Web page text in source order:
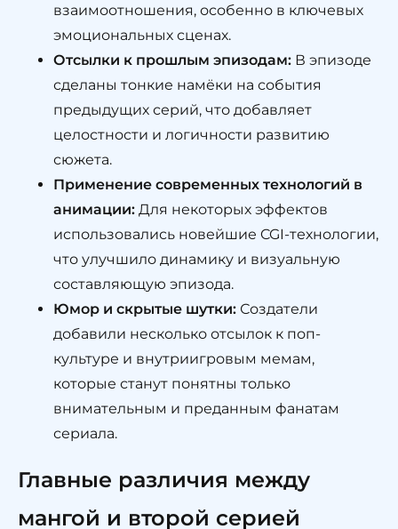
взаимоотношения, особенно в ключевых
эмоциональных сценах.
Отсылки к прошлым эпизодам: В эпизоде
сделаны тонкие намёки на события
предыдущих серий, что добавляет
целостности и логичности развитию
сюжета.
Применение современных технологий в
анимации: Для некоторых эффектов
использовались новейшие CGI-технологии,
что улучшило динамику и визуальную
составляющую эпизода.
Юмор и скрытые шутки: Создатели
добавили несколько отсылок к поп-
культуре и внутриигровым мемам,
которые станут понятны только
внимательным и преданным фанатам
сериала.
Главные различия между
мангой и второй серией